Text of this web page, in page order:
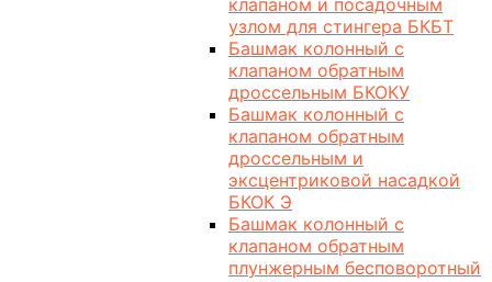
клапаном и посадочным
узлом для стингера БКБТ
Башмак колонный с
клапаном обратным
дроссельным БКОКУ
Башмак колонный с
клапаном обратным
дроссельным и
эксцентриковой насадкой
БКОК Э
Башмак колонный с
клапаном обратным
плунжерным бесповоротный